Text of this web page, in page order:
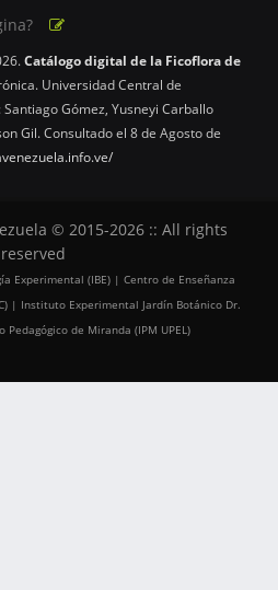
Catálogo digital de la Ficoflora de
Universidad Central de
Gómez, Yusneyi Carballo
Gil. Consultado el 8 de Agosto de
© 2015-2026 :: All rights
reserved
Experimental (IBE) | Centro de Enseñanza
| Instituto Experimental Jardín Botánico Dr.
de Miranda (IPM UPEL)